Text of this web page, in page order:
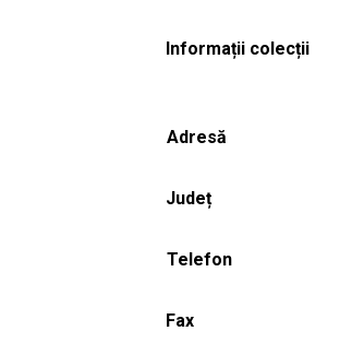
Informații colecții
Adresă
Județ
Telefon
Fax